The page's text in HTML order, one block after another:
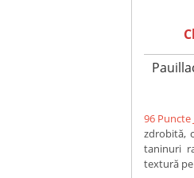
96 Puncte
zdrobită,
taninuri
textură